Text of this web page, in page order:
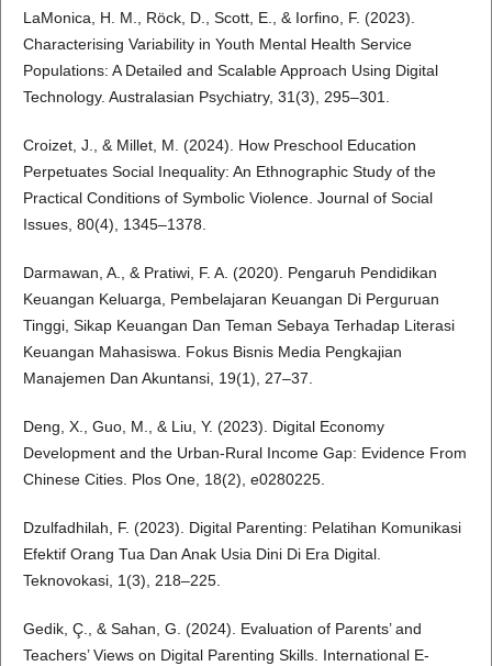
LaMonica, H. M., Röck, D., Scott, E., & Iorfino, F. (2023).
Characterising Variability in Youth Mental Health Service
Populations: A Detailed and Scalable Approach Using Digital
Technology. Australasian Psychiatry, 31(3), 295–301.
Croizet, J., & Millet, M. (2024). How Preschool Education
Perpetuates Social Inequality: An Ethnographic Study of the
Practical Conditions of Symbolic Violence. Journal of Social
Issues, 80(4), 1345–1378.
Darmawan, A., & Pratiwi, F. A. (2020). Pengaruh Pendidikan
Keuangan Keluarga, Pembelajaran Keuangan Di Perguruan
Tinggi, Sikap Keuangan Dan Teman Sebaya Terhadap Literasi
Keuangan Mahasiswa. Fokus Bisnis Media Pengkajian
Manajemen Dan Akuntansi, 19(1), 27–37.
Deng, X., Guo, M., & Liu, Y. (2023). Digital Economy
Development and the Urban-Rural Income Gap: Evidence From
Chinese Cities. Plos One, 18(2), e0280225.
Dzulfadhilah, F. (2023). Digital Parenting: Pelatihan Komunikasi
Efektif Orang Tua Dan Anak Usia Dini Di Era Digital.
Teknovokasi, 1(3), 218–225.
Gedik, Ç., & Sahan, G. (2024). Evaluation of Parents’ and
Teachers’ Views on Digital Parenting Skills. International E-